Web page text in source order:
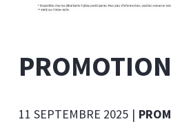
11 SEPTEMBRE 2025 |